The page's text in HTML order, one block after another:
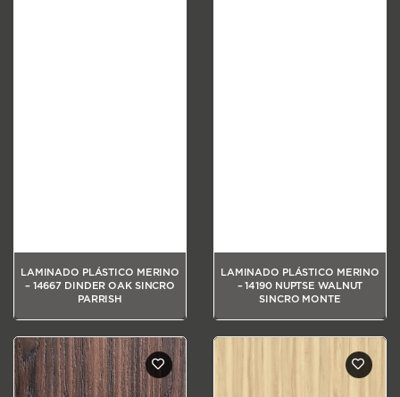
LAMINADO PLÁSTICO MERINO
– 14667 DINDER OAK SINCRO
PARRISH
LAMINADO PLÁSTICO MERINO
– 14190 NUPTSE WALNUT
SINCRO MONTE